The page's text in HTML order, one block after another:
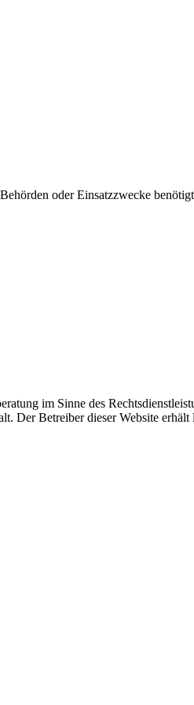
oder Einsatzzwecke
im Sinne des
Der Betreiber dieser Website